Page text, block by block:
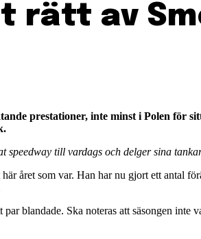
rätt av
prestationer, inte minst i Polen för
speedway till vardags och delger sina
året som var. Han har nu gjort ett antal
blandade. Ska noteras att säsongen inte